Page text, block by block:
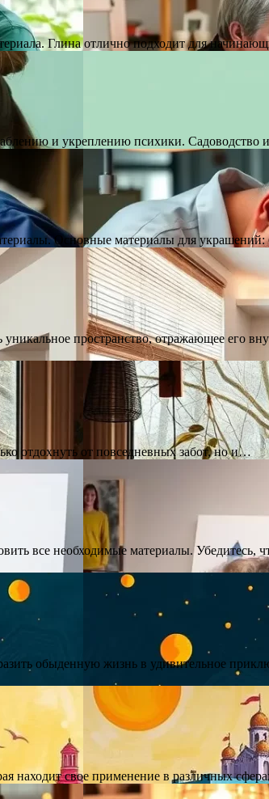
Глина отлично подходит для
и укреплению психики. Садоводство
Основные материалы для
уникальное пространство, отражающее его
отдохнуть от повседневных забот, но и…
все необходимые материалы. Убедитесь,
обыденную жизнь в удивительное
находит свое применение в различных